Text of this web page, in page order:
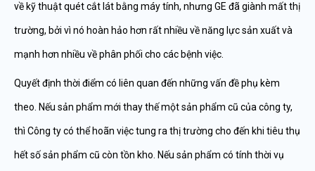
về kỹ thuật quét cắt lát bằng máy tính, nhưng GE đã giành mất thị
trường, bởi vì nó hoàn hảo hơn rất nhiều về năng lực sản xuất và
mạnh hơn nhiều về phân phối cho các bệnh việc.
Quyết định thời điểm có liên quan đến những vấn đề phụ kèm
theo. Nếu sản phẩm mới thay thế một sản phẩm cũ của công ty,
thì Công ty có thể hoãn việc tung ra thị trường cho đến khi tiêu thụ
hết số sản phẩm cũ còn tồn kho. Nếu sản phẩm có tính thời vụ